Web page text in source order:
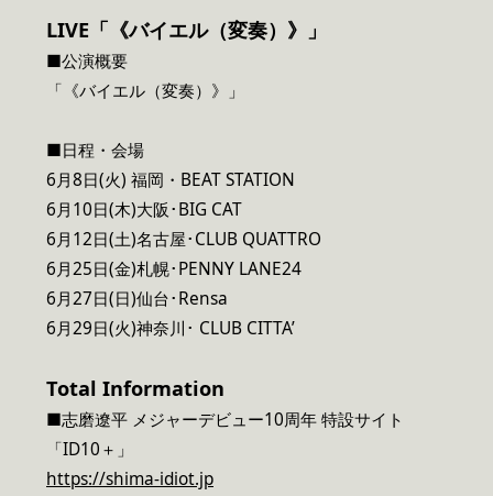
LIVE 「《バイエル（変奏）》」
■公演概要
「《バイエル（変奏）》」
■日程・会場
6月8日(火) 福岡・BEAT STATION
6月10日(木)大阪･BIG CAT
6月12日(土)名古屋･CLUB QUATTRO
6月25日(金)札幌･PENNY LANE24
6月27日(日)仙台･Rensa
6月29日(火)神奈川･ CLUB CITTA’
Total Information
■志磨遼平 メジャーデビュー10周年 特設サイト
「ID10＋」
https://shima-idiot.jp